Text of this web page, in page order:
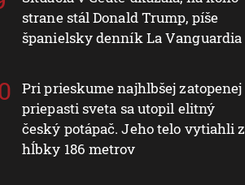
strane stál Donald Trump, píše
španielsky denník La Vanguardia
Pri prieskume najhlbšej zatopenej
priepasti sveta sa utopil elitný
český potápač. Jeho telo vytiahli z
hĺbky 186 metrov